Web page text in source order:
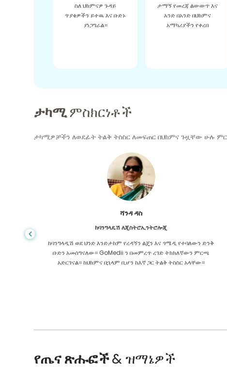
ስለ ህክምናዎ ጉዳይ
ጥያቄዎችን ይተዉ እና ቡድኑ
ያነጋግራል።
ታማኝ የመረጃ ልውውጥ እና
አንድ በአንድ በህክምና
አማካሪያችን የቀረበ
ታካሚምስክርነቶች
ታካሚዎቻችን ለወደፊት ትልቅ ትስስር ለመፍጠር በህክምና ጉዟቸው ሁሉ
ሻንዳ ዳስ
ከባንግላዴሽ ለጂስትሮኢንትሮሎጂ
ከባንግላዲሽ ወደ ህንድ እንድታከም የረዳኝን ልጄን እና ጎሜዲ የተባለውን ድንቅ
ቡድን አመሰግናለው። GoMedii ን በመምረጥ ረገድ ትክክለኛውን ምርጫ
አድርገናል። ከህክምና በኋላም ቢሆን ከእኛ ጋር ትልቅ ትስስር አላቸው።
የጤና ጽሑፎች& ዝማኔዎች